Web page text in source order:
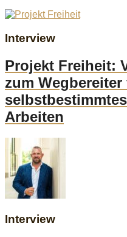
Interview
Projekt Freiheit:
zum
Arbeiten
Interview